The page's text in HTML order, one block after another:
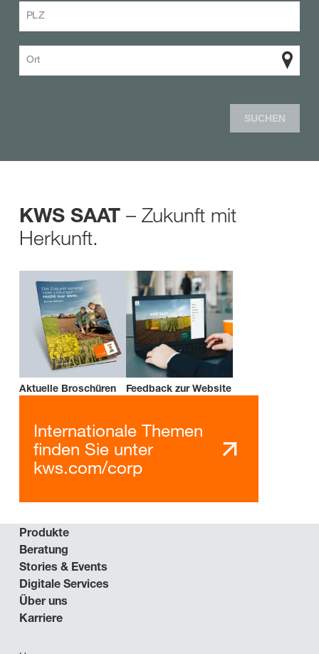
PLZ
Ort
SUCHEN
KWS SAAT – Zukunft mit
Herkunft.
Aktuelle Broschüren Feedback zur Website
Internationale Themen
finden Sie unter
kws.com/corp
Produkte
Beratung
Stories & Events
Digitale Services
Über uns
Karriere